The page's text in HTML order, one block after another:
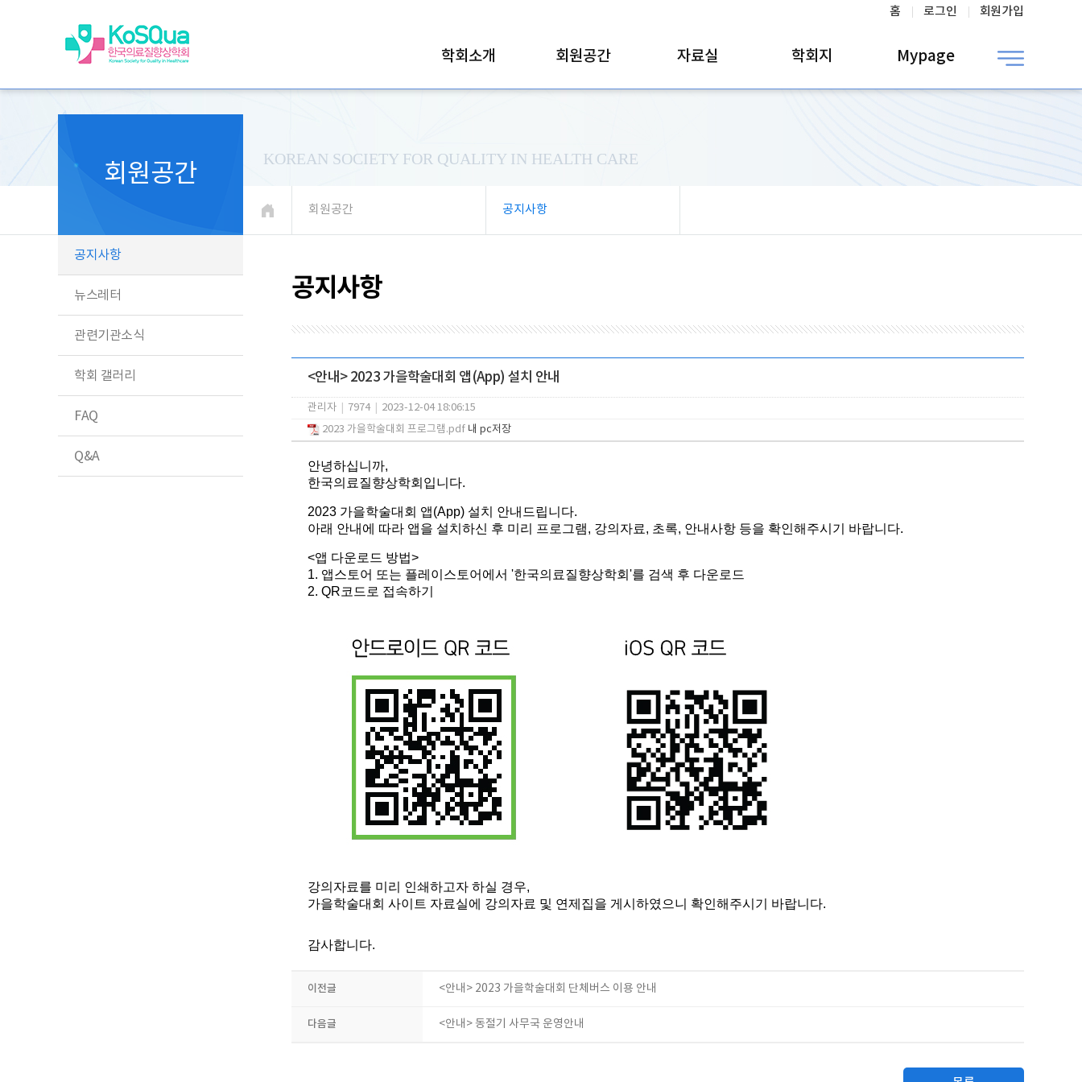
홈 로그인 회원가입
학회소개 회원공간 자료실 학회지 Mypage
KOREAN SOCIETY FOR QUALITY IN HEALTH CARE
회원공간 공지사항
회원공간
공지사항
뉴스레터
관련기관소식
학회 갤러리
FAQ
Q&A
공지사항
<안내> 2023 가을학술대회 앱(App) 설치 안내
관리자 7974
2023-12-04 18:06:15
2023 가을학술대회 프로그램.pdf 내 pc저장
안녕하십니까,
한국의료질향상학회입니다.
2023 가을학술대회 앱(App) 설치 안내드립니다.
아래 안내에 따라 앱을 설치하신 후 미리 프로그램, 강의자료, 초록, 안내사항 등을 확인해주시기 바랍니다.
<앱 다운로드 방법>
1. 앱스토어 또는 플레이스토어에서 '한국의료질향상학회'를 검색 후 다운로드
2. QR코드로 접속하기
강의자료를 미리 인쇄하고자 하실 경우,
가을학술대회 사이트 자료실에 강의자료 및 연제집을 게시하였으니 확인해주시기 바랍니다.
감사합니다.
이전글 <안내> 2023 가을학술대회 단체버스 이용 안내
다음글 <안내> 동절기 사무국 운영안내